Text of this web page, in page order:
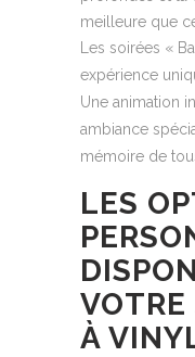
meilleure que
Les soirées «
expérience
Une animation
ambiance
mémoire de
LES
VOTRE
À